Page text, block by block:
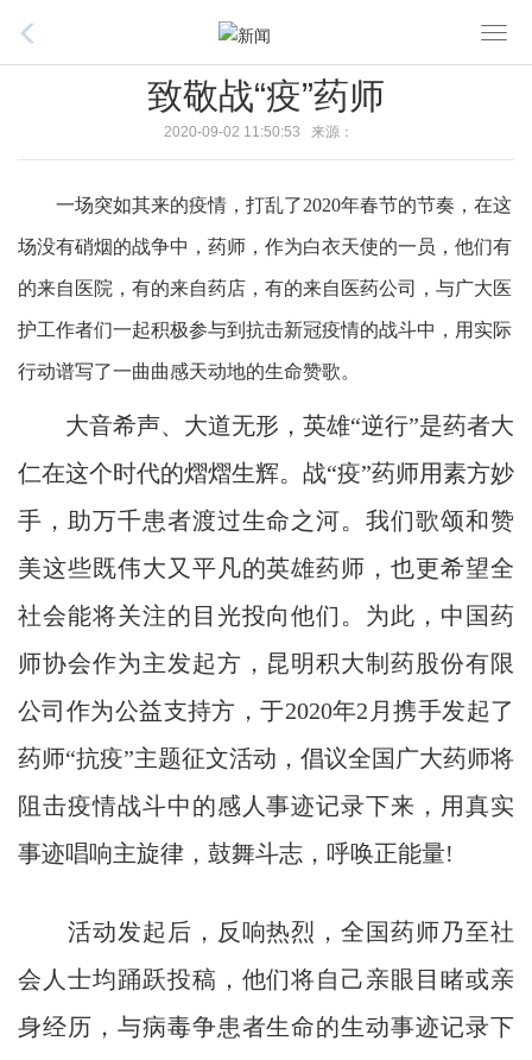
o
l
n
a
v
g
i
n
致敬战“疫”药师
2020-09-02 11:50:53 来源：
一场突如其来的疫情，打乱了2020年春节的节奏，在这
场没有硝烟的战争中，药师，作为白衣天使的一员，他们有
的来自医院，有的来自药店，有的来自医药公司，与广大医
护工作者们一起积极参与到抗击新冠疫情的战斗中，用实际
行动谱写了一曲曲感天动地的生命赞歌。
大音希声、大道无形，英雄“逆行”是药者大
仁在这个时代的熠熠生辉。战“疫”药师用素方妙
手，助万千患者渡过生命之河。我们歌颂和赞
美这些既伟大又平凡的英雄药师，也更希望全
社会能将关注的目光投向他们。为此，中国药
师协会作为主发起方，昆明积大制药股份有限
公司作为公益支持方，于2020年2月携手发起了
药师“抗疫”主题征文活动，倡议全国广大药师将
阻击疫情战斗中的感人事迹记录下来，用真实
事迹唱响主旋律，鼓舞斗志，呼唤正能量!
活动发起后，反响热烈，全国药师乃至社
会人士均踊跃投稿，他们将自己亲眼目睹或亲
身经历，与病毒争患者生命的生动事迹记录下